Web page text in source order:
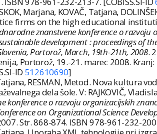
Marjana, KOVAČ, Tatjana,
firms on the high educational
znanstvene konference o razvoju
development : proceedings of
Portorož, March, 19th-21th, 2008.
Portorož, 19.-21. marec 2008.
ID 512610690]
RESMAN, Metod. Nova kultura
dela šole. V: RAJKOVIČ,
konference o razvoju organizacijskih
on Organizational Science
Str. 868-874. ISBN 978-961-232-